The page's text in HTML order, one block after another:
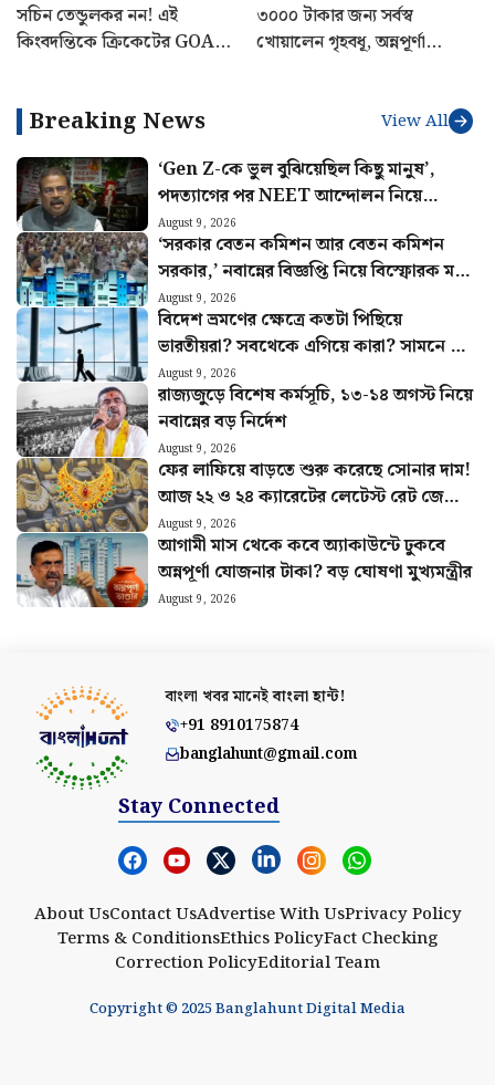
সচিন তেন্ডুলকর নন! এই
কিংবদন্তিকে ক্রিকেটের GOAT
৩০০০ টাকার জন্য সর্বস্ব
খোয়ালেন গৃহবধূ, অন্নপূর্ণা
Breaking News View All
‘Gen Z-কে ভুল বুঝিয়েছিল কিছু মানুষ’,
পদত্যাগের পর NEET আন্দোলন নিয়ে
প্রথমবার মুখ খুললেন ধমেন্দ্র প্রধান
August 9, 2026
‘সরকার বেতন কমিশন আর বেতন কমিশন
সরকার,’ নবান্নের বিজ্ঞপ্তি নিয়ে বিস্ফোরক মলয়
মুখোপাধ্যায়
August 9, 2026
বিদেশ ভ্রমণের ক্ষেত্রে কতটা পিছিয়ে
ভারতীয়রা? সবথেকে এগিয়ে কারা? সামনে এল
চমকপ্রদ তথ্য
August 9, 2026
রাজ্যজুড়ে বিশেষ কর্মসূচি, ১৩-১৪ অগস্ট নিয়ে
নবান্নের বড় নির্দেশ
August 9, 2026
ফের লাফিয়ে বাড়তে শুরু করেছে সোনার দাম!
আজ ২২ ও ২৪ ক্যারেটের লেটেস্ট রেট জেনে
নিন
August 9, 2026
আগামী মাস থেকে কবে অ্যাকাউন্টে ঢুকবে
অন্নপূর্ণা যোজনার টাকা? বড় ঘোষণা মুখ্যমন্ত্রীর
August 9, 2026
বাংলা খবর মানেইবাংলা হান্ট!
+91 8910175874
banglahunt@gmail.com
Stay Connected
About UsContact UsAdvertise With UsPrivacy Policy
Terms & ConditionsEthics PolicyFact Checking
Correction PolicyEditorial Team
Copyright © 2025 Banglahunt Digital Media